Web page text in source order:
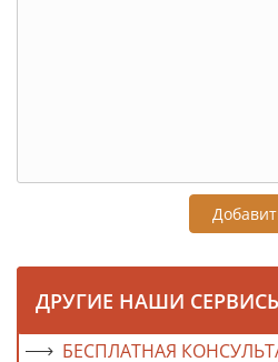
ДРУГИЕ НАШИ
БЕСПЛАТНАЯ